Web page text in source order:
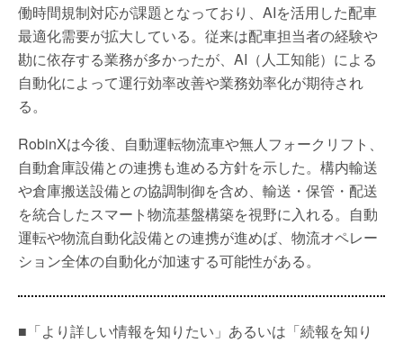
働時間規制対応が課題となっており、AIを活用した配車
最適化需要が拡大している。従来は配車担当者の経験や
勘に依存する業務が多かったが、AI（人工知能）による
自動化によって運行効率改善や業務効率化が期待され
る。
RobinXは今後、自動運転物流車や無人フォークリフト、
自動倉庫設備との連携も進める方針を示した。構内輸送
や倉庫搬送設備との協調制御を含め、輸送・保管・配送
を統合したスマート物流基盤構築を視野に入れる。自動
運転や物流自動化設備との連携が進めば、物流オペレー
ション全体の自動化が加速する可能性がある。
■「より詳しい情報を知りたい」あるいは「続報を知り